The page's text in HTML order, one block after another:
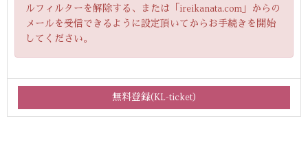
ルフィルターを解除する、または「ireikanata.com」からの
メールを受信できるように設定頂いてからお手続きを開始
してください。